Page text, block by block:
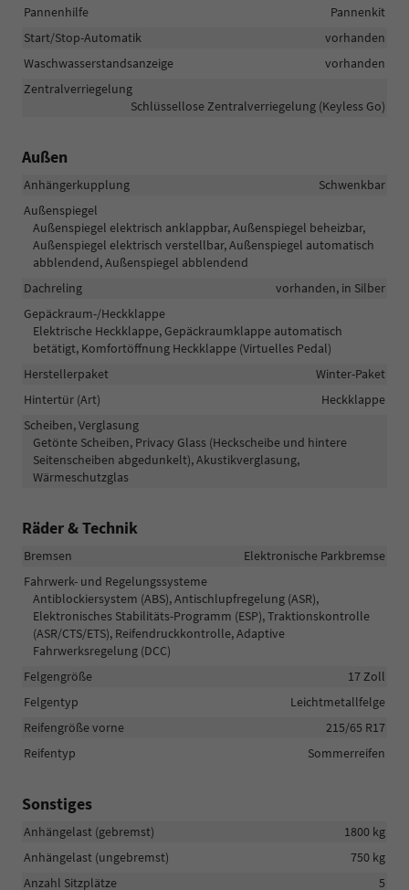
Pannenhilfe
Pannenkit
Start/Stop-Automatik
vorhanden
Waschwasserstandsanzeige
vorhanden
Zentralverriegelung
Schlüssellose Zentralverriegelung (Keyless Go)
Außen
Anhängerkupplung
Schwenkbar
Außenspiegel
Außenspiegel elektrisch anklappbar, Außenspiegel beheizbar,
Außenspiegel elektrisch verstellbar, Außenspiegel automatisch
abblendend, Außenspiegel abblendend
Dachreling
vorhanden, in Silber
Gepäckraum-/Heckklappe
Elektrische Heckklappe, Gepäckraumklappe automatisch
betätigt, Komfortöffnung Heckklappe (Virtuelles Pedal)
Herstellerpaket
Winter-Paket
Hintertür (Art)
Heckklappe
Scheiben, Verglasung
Getönte Scheiben, Privacy Glass (Heckscheibe und hintere
Seitenscheiben abgedunkelt), Akustikverglasung,
Wärmeschutzglas
Räder & Technik
Bremsen
Elektronische Parkbremse
Fahrwerk- und Regelungssysteme
Antiblockiersystem (ABS), Antischlupfregelung (ASR),
Elektronisches Stabilitäts-Programm (ESP), Traktionskontrolle
(ASR/CTS/ETS), Reifendruckkontrolle, Adaptive
Fahrwerksregelung (DCC)
Felgengröße
17 Zoll
Felgentyp
Leichtmetallfelge
Reifengröße vorne
215/65 R17
Reifentyp
Sommerreifen
Sonstiges
Anhängelast (gebremst)
1800 kg
Anhängelast (ungebremst)
750 kg
Anzahl Sitzplätze
5